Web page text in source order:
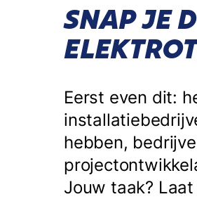
SNAP JE
Eerst even dit:
hebben,
Jouw taak?